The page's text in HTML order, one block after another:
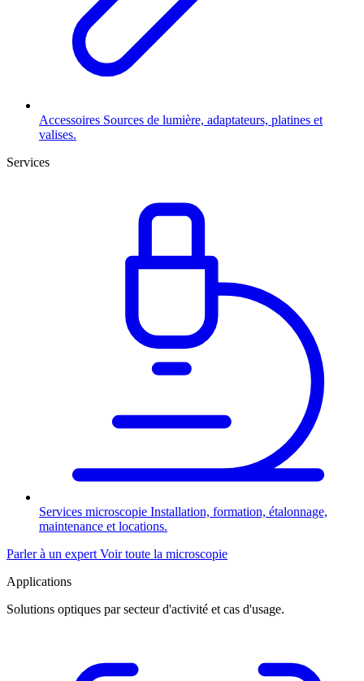
Accessoires Sources de lumière, adaptateurs, platines et
valises.
Services
Services microscopie Installation, formation, étalonnage,
maintenance et locations.
Parler à un expert Voir toute la microscopie
Applications
Solutions optiques par secteur d'activité et cas d'usage.